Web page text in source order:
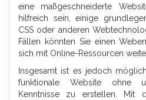
eine maßgeschneiderte
hilfreich sein, einige
CSS oder anderen
Fällen könnten Sie einen
sich mit Online-Ressourcen
Insgesamt ist es jedoch
funktionale Website ohne
Kenntnisse zu erstellen. Mit